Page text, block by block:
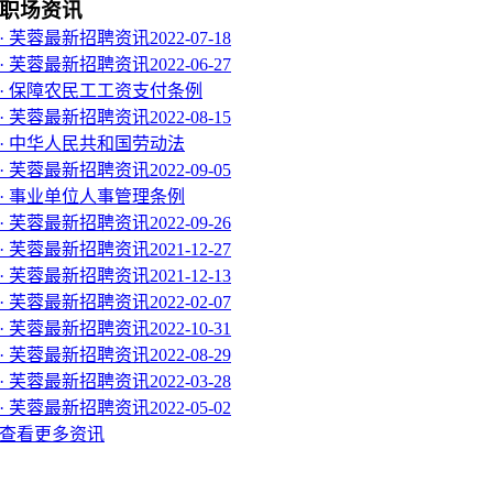
职场资讯
· 芙蓉最新招聘资讯2022-07-18
· 芙蓉最新招聘资讯2022-06-27
· 保障农民工工资支付条例
· 芙蓉最新招聘资讯2022-08-15
· 中华人民共和国劳动法
· 芙蓉最新招聘资讯2022-09-05
· 事业单位人事管理条例
· 芙蓉最新招聘资讯2022-09-26
· 芙蓉最新招聘资讯2021-12-27
· 芙蓉最新招聘资讯2021-12-13
· 芙蓉最新招聘资讯2022-02-07
· 芙蓉最新招聘资讯2022-10-31
· 芙蓉最新招聘资讯2022-08-29
· 芙蓉最新招聘资讯2022-03-28
· 芙蓉最新招聘资讯2022-05-02
查看更多资讯